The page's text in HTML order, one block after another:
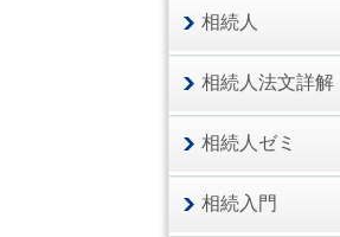
相続人
相続人法文詳解
相続人ゼミ
相続入門